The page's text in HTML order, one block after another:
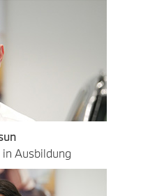
Ausbildung